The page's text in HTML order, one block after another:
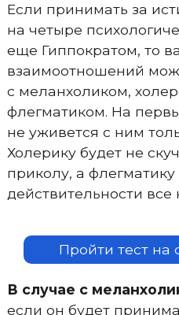
Если принимать за
на четыре
еще Гиппократом, то
взаимоотношений
с меланхоликом,
флегматиком. На
не уживется с ним
Холерику будет не
приколу, а
действительности все
Пройти тест на
В случае с
если он будет